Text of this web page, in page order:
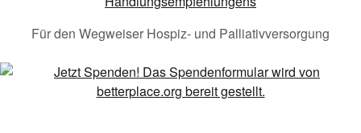
Für den Wegweiser Hospiz- und Palliativversorgung